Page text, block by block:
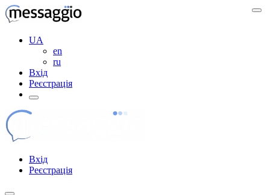
UA
en
ru
Вхід
Реєстрація
Вхід
Реєстрація